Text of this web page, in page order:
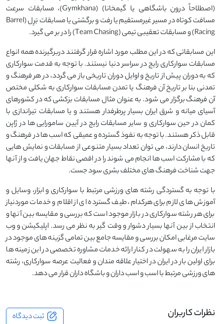
(اصطلاحاً درون باشگاهی یا گیمخانا) (Gymkhana)، مسابقات سرعت
مسافت کوتاه در مسیر غیرمستقیم یا رفت و برگشتی یا مسابقات بَرِل (Barrel
Racing) و مسابقات تعقیبی تیمی (Team Chasing) را در بر می گیرد.
این مسابقاتی که در این مطلب مورد اشاره قرار گرفتند دربرگیرنده همه انواع
مسابقات سوارکاری رایج در سراسر دنیا نیستند. با توجه به قدمت سوارکاری
که به دوران پیش از تاریخ و اوایل دوران تاریخی باز می گردد، در هر فرهنگ و
تمدنی بنا بر تاریخ آن فرهنگ یا تمدن مسابقات سوارکاری به شکلی مختص
آن فرهنگ برگزار می شود. به عنوان مثال مسابقات بزکشی که در کشورهای
آسیای میانه و شرق ایران بسیار پرطرفدار هستند و یا مسابقات تیراندازی با
کمان در حین سوارکاری و سایر مسابقات رایج در آیین سامورایی ها در ژاپن
قابل ذکر هستند. با توجه به نفوذ گسترده و عمیقی که اسب ها در فرهنگ و
تاریخ انسان دارند، می توان تعداد بسیار متنوعی از مسابقات و نمایش هایی
که با مشارکت اسب ها انجام می شوند را در اقصی نقاط جهان یافت و از آنها
جهت شناخت فرهنگ های مختلف بشری سود جست.
با توجه به گستردگی رشته های ورزشی مرتبط با سوارکاری و ابزار، وسایل و
آموزش های لازم برای هرکدام، طیف گسترده ای از اقلام و خدمات موردنیاز
برای هر رشته سوارکاری در بازار موجود است که بررسی و مقایسه بین آنها و
انتخاب از بین آنها بسیار دشوار و وقت گیر به نظر می رسد. اپلیکیشن و وب
سایت مرغابی امکان بررسی و مقایسه جامع بین تمامی گزینه های موجود در
بازار ایران را به سهولت در کنار ارائه خدمات مشاوره تخصصی در این زمینه ها
برای اولین بار در ایران در اختیار علاقه مندان و فعالیت عرصه سوارکاری، رشته
های ورزشی مرتبط با اسب و اسب داران و باشگاه داران قرار می دهد.
نظرات کاربران ثبت دیدگاه